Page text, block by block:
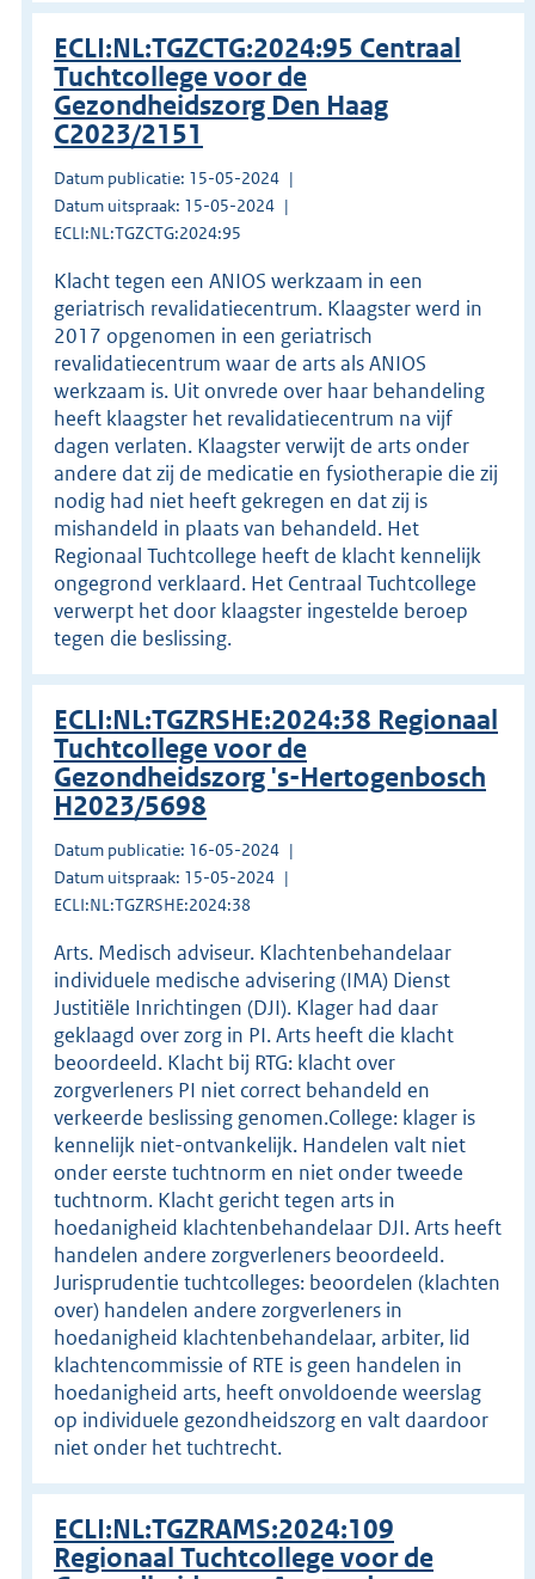
ECLI:NL:TGZCTG:2024:95 Centraal
Tuchtcollege voor de
Gezondheidszorg Den Haag
C2023/2151
Datum publicatie: 15-05-2024
Datum uitspraak: 15-05-2024
ECLI:NL:TGZCTG:2024:95
Klacht tegen een ANIOS werkzaam in een
geriatrisch revalidatiecentrum. Klaagster werd in
2017 opgenomen in een geriatrisch
revalidatiecentrum waar de arts als ANIOS
werkzaam is. Uit onvrede over haar behandeling
heeft klaagster het revalidatiecentrum na vijf
dagen verlaten. Klaagster verwijt de arts onder
andere dat zij de medicatie en fysiotherapie die zij
nodig had niet heeft gekregen en dat zij is
mishandeld in plaats van behandeld. Het
Regionaal Tuchtcollege heeft de klacht kennelijk
ongegrond verklaard. Het Centraal Tuchtcollege
verwerpt het door klaagster ingestelde beroep
tegen die beslissing.
ECLI:NL:TGZRSHE:2024:38 Regionaal
Tuchtcollege voor de
Gezondheidszorg 's-Hertogenbosch
H2023/5698
Datum publicatie: 16-05-2024
Datum uitspraak: 15-05-2024
ECLI:NL:TGZRSHE:2024:38
Arts. Medisch adviseur. Klachtenbehandelaar
individuele medische advisering (IMA) Dienst
Justitiële Inrichtingen (DJI). Klager had daar
geklaagd over zorg in PI. Arts heeft die klacht
beoordeeld. Klacht bij RTG: klacht over
zorgverleners PI niet correct behandeld en
verkeerde beslissing genomen.College: klager is
kennelijk niet-ontvankelijk. Handelen valt niet
onder eerste tuchtnorm en niet onder tweede
tuchtnorm. Klacht gericht tegen arts in
hoedanigheid klachtenbehandelaar DJI. Arts heeft
handelen andere zorgverleners beoordeeld.
Jurisprudentie tuchtcolleges: beoordelen (klachten
over) handelen andere zorgverleners in
hoedanigheid klachtenbehandelaar, arbiter, lid
klachtencommissie of RTE is geen handelen in
hoedanigheid arts, heeft onvoldoende weerslag
op individuele gezondheidszorg en valt daardoor
niet onder het tuchtrecht.
ECLI:NL:TGZRAMS:2024:109
Regionaal Tuchtcollege voor de